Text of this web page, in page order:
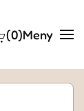
(0)Meny